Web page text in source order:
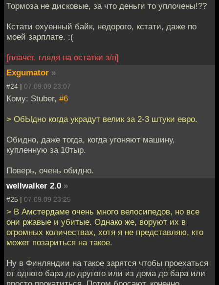
Тормоза не дисковые, за что деньги то уплочены!??
Кстати охуенный байк, недорого, кстати, даже по
моей зарплате. :(
[плачет, глядя на остатки з/п]
Exgumator »
#24 | 07.09.09 23:07
Кому: Stuber, #6
> ОбЫдно когда украдут велик за 2-3 штуки евро.
Обидно, даже тогда, когда угоняют машину,
купленную за 10тыр.
Поверь, очень обидно.
wellwalker 2.0 »
#25 | 07.09.09 23:25
> В Амстердаме очень много велосипедов, но все
они ржавые и убитые. Однако же, воруют их в
огромных количествах, хотя я не представляю, кто
может позариться на такое.
Ну в Финляндии на такое зарятся чтобы проехаться
от одного бара до другого или из дома до бара или